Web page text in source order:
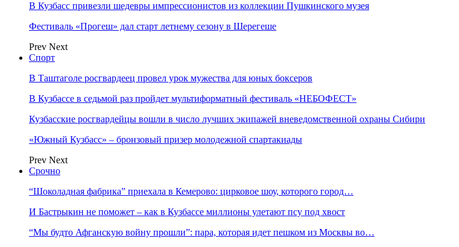
В Кузбасс привезли шедевры импрессионистов из коллекции Пушкинского музея
Фестиваль «Прогеш» дал старт летнему сезону в Шерегеше
Prev Next
Спорт
В Таштаголе росгвардеец провел урок мужества для юных боксеров
В Кузбассе в седьмой раз пройдет мультиформатный фестиваль «НЕБОФЕСТ»
Кузбасские росгвардейцы вошли в число лучших экипажей вневедомственной охраны Сибири
«Южный Кузбасс» – бронзовый призер молодежной спартакиады
Prev Next
Срочно
“Шоколадная фабрика” приехала в Кемерово: цирковое шоу, которого город…
И Бастрыкин не поможет – как в Кузбассе миллионы улетают псу под хвост
“Мы будто Афганскую войну прошли”: пара, которая идет пешком из Москвы во…